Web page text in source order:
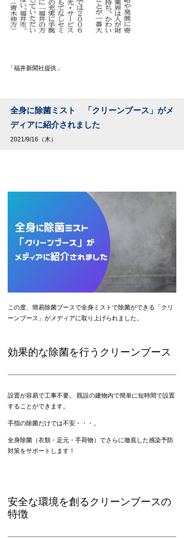
「福井新聞社提供」
全身に除菌ミスト 「クリーンブース」がメ
ディアに紹介されました
2021/9/16（木）
この度、簡易除菌ブースで全身ミストで除菌ができる「クリ
ーンブース」がメディアに取り上げられました。
効果的な除菌を行うクリーンブース
設置が容易で工事不要。 既設の建物内で簡単に短時間で設置
することができます。
手指の除菌だけでは不安・・・。
全身除菌（衣類・足元・手荷物）でさらに徹底した感染予防
対策をサポートします！
安全な環境を創るクリーンブースの
特徴